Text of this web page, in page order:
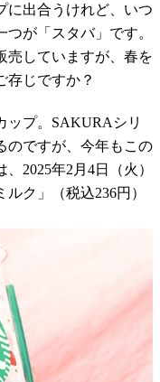
に出合うけれど、いつ
が「スタバ」です。
売していますが、春を
存じですか？
ップ。SAKURAシリ
のですが、今年もこの
2025年2月4日（火）
ク」（税込236円）